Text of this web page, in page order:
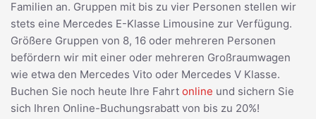
Familien an. Gruppen mit bis zu vier Personen stellen wir
stets eine Mercedes E-Klasse Limousine zur Verfügung.
Größere Gruppen von 8, 16 oder mehreren Personen
befördern wir mit einer oder mehreren Großraumwagen
wie etwa den Mercedes Vito oder Mercedes V Klasse.
Buchen Sie noch heute Ihre Fahrt online und sichern Sie
sich Ihren Online-Buchungsrabatt von bis zu 20%!